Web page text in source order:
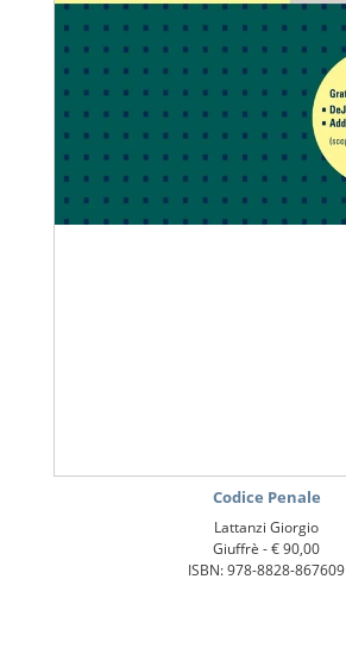
Codice Penale
Lattanzi Giorgio
Giuffrè -€ 90,00
ISBN: 978-8828-867609